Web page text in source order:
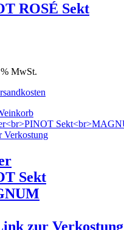
ROSÉ Sekt
MwSt.
Sekt
zur Verkostung